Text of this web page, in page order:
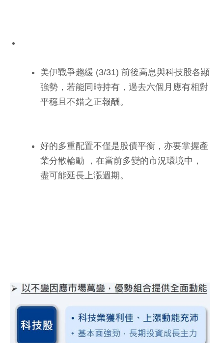
美伊戰爭趨緩 (3/31) 前後高息與科技股各顯
強勢，若能同時持有，過去六個月應有相對
平穩且不錯之正報酬。
好的多重配置不僅是股債平衡，亦要掌握產
業分散輪動 ，在當前多變的市況環境中，
盡可能延長上漲週期。